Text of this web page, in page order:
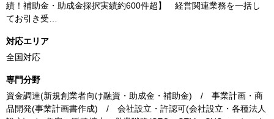
績！補助金・助成金採択実績約600件超】 経営関連業務を一括し
てお引き受…
対応エリア
全国対応
専門分野
資金調達(新規創業者向け融資・助成金・補助金) / 事業計画・商
品開発(事業計画書作成) / 会社設立・許認可(会社設立・各種法人